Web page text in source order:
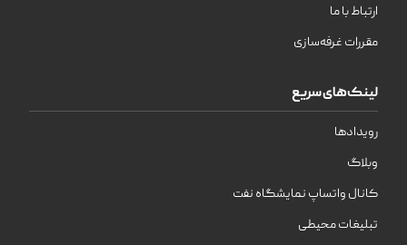
ارتباط با ما
مقررات غرفه‌سازی
لینک‌های سریع
رویدادها
وبلاگ
کانال واتساپ نمایشگاه نفت
تبلیغات محیطی